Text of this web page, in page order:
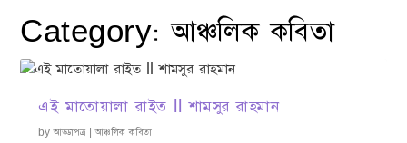
Category:আঞ্চলিক কবিতা
এই মাতোয়ালা রাইত ll শামসুর রাহমান
byআড্ডাপত্র |আঞ্চলিক কবিতা